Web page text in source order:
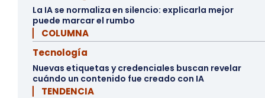
La IA se normaliza en silencio: explicarla mejor
puede marcar el rumbo
▏ COLUMNA
Tecnología
Nuevas etiquetas y credenciales buscan revelar
cuándo un contenido fue creado con IA
▏ TENDENCIA